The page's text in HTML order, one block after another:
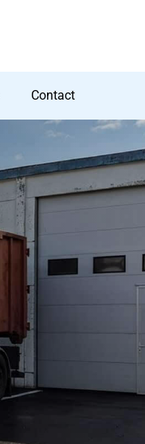
Contact